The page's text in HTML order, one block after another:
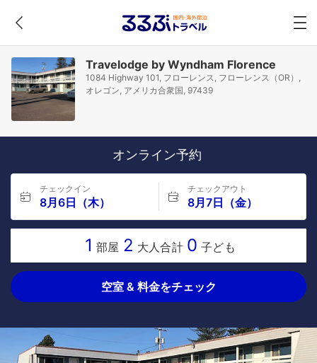
Travelodge by Wyndham Florence
1084 Highway 101, フローレンス, フローレンス（OR）,
オレゴン, アメリカ合衆国, 97439
オンライン予約
チェックイン
8月6日（木）
チェックアウト
8月7日（金）
1 部屋 2 大人合計 0 子ども
空室 & 料金をチェック